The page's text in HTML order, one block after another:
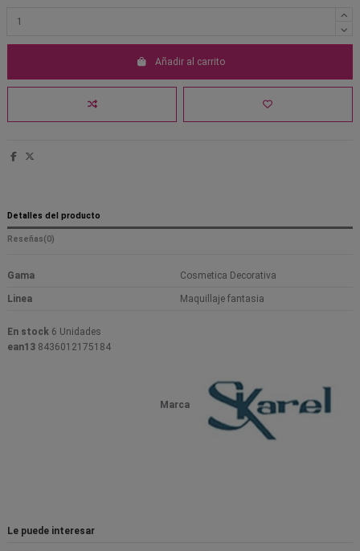
Añadir al carrito
Detalles del producto
Reseñas(0)
Gama Cosmetica Decorativa
Linea Maquillaje fantasia
Marca
En stock 6 Unidades
ean13 8436012175184
Le puede interesar